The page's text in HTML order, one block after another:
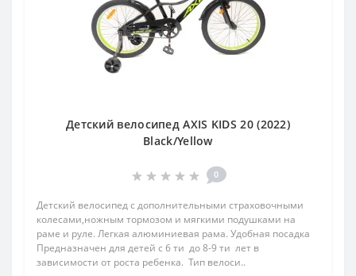
Детский велосипед AXIS KIDS 20 (2022)
Black/Yellow
0
Детский велосипед c дополнительными страховочными
колесами,ножным тормозом и мягкими подушками на
раме и руле. Легкая алюминиевая рама. Удобная посадка
Предназначен для детей с 6 ти до 8-9 ти лет в
зависимости от роста ребенка. Тип велоси..